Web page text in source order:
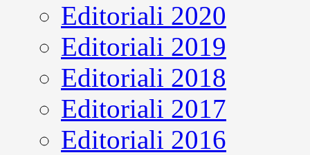
Editoriali 2020
Editoriali 2019
Editoriali 2018
Editoriali 2017
Editoriali 2016